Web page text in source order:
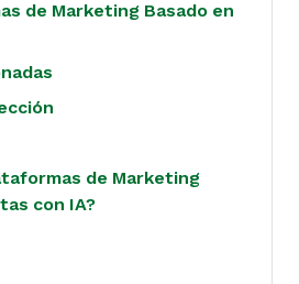
de Marketing Basado en
de Marketing
con IA?